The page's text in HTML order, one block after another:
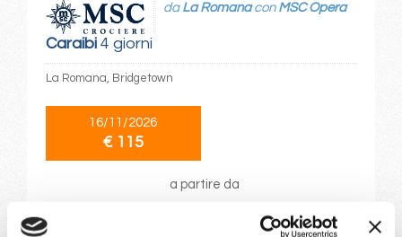
Caraibi4 giorni
da La Romanacon MSC Opera
La Romana, Bridgetown
16/11/2026
€ 115
a partire da